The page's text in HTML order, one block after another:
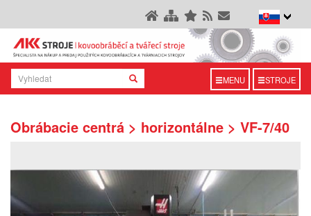
MENU STROJE
Obrábacie centrá > horizontálne > VF-7/40